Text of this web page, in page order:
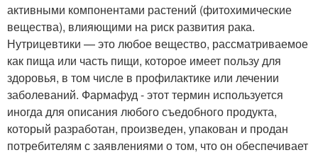
активными компонентами растений (фитохимические
вещества), влияющими на риск развития рака.
Нутрицевтики — это любое вещество, рассматриваемое
как пища или часть пищи, которое имеет пользу для
здоровья, в том числе в профилактике или лечении
заболеваний. Фармафуд - этот термин используется
иногда для описания любого съедобного продукта,
который разработан, произведен, упакован и продан
потребителям с заявлениями о том, что он обеспечивает